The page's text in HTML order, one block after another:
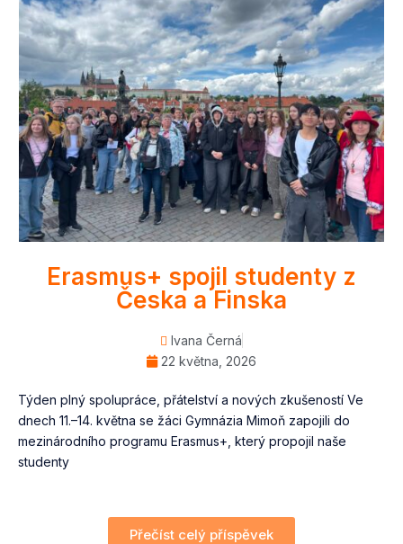
Erasmus+ spojil studenty z
Česka a Finska
Ivana Černá
22 května, 2026
Týden plný spolupráce, přátelství a nových zkušeností Ve
dnech 11.–14. května se žáci Gymnázia Mimoň zapojili do
mezinárodního programu Erasmus+, který propojil naše
studenty
Přečíst celý příspěvek